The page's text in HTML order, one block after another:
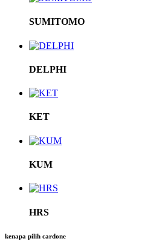
SUMITOMO
DELPHI
KET
KUM
HRS
kenapa pilih cardone